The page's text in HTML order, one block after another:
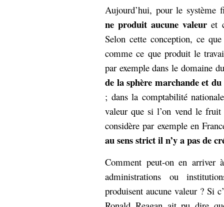
Aujourd’hui, pour le système
ne produit aucune valeur et
Selon cette conception, ce
comme ce que produit le
par exemple dans le domaine
de la sphère marchande et
; dans la comptabilité
valeur que si l’on vend le
considère par exemple en
au sens strict il n’y a pas de
Comment peut-on en arriver
administrations ou
produisent aucune valeur ? Si